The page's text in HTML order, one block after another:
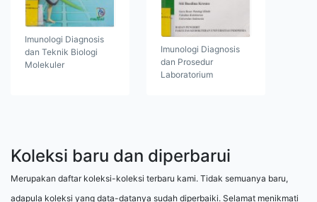
Imunologi Diagnosis
dan Teknik Biologi
Molekuler
Imunologi Diagnosis
dan Prosedur
Laboratorium
Koleksi baru dan diperbarui
Merupakan daftar koleksi-koleksi terbaru kami. Tidak semuanya baru,
adapula koleksi yang data-datanya sudah diperbaiki. Selamat menikmati